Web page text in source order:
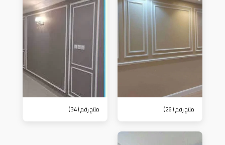
منتج رقم ( 26 ) منتج رقم ( 34 )